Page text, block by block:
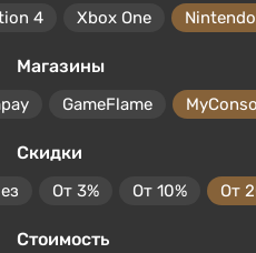
4 Xbox One
Магазины
GameFlame
Скидки
От 3% От 10% От
Стоимость